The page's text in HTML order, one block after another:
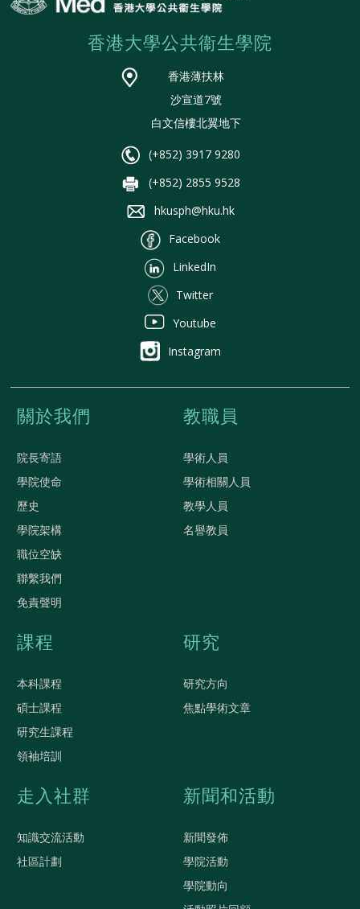
香港大學公共衞生學院
香港薄扶林
沙宣道7號
白文信樓北翼地下
(+852) 3917 9280
(+852) 2855 9528
hkusph@hku.hk
Facebook
LinkedIn
Twitter
Youtube
Instagram
關於我們
院長寄語
學院使命
歷史
學院架構
職位空缺
聯繫我們
免責聲明
教職員
學術人員
學術相關人員
教學人員
名譽教員
課程
本科課程
碩士課程
研究生課程
領袖培訓
研究
研究方向
焦點學術文章
走入社群
知識交流活動
社區計劃
新聞和活動
新聞發佈
學院活動
學院動向